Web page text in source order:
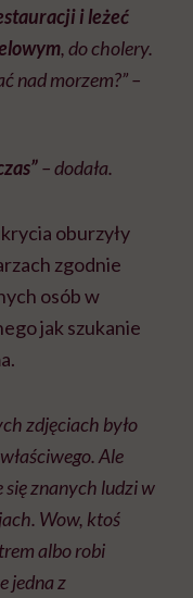
i leżeć
, do cholery.
nad morzem?” –
– dodała.
oburzyły
zgodnie
osób w
jak szukanie
zdjęciach było
Ale
się znanych ludzi w
Wow, ktoś
albo robi
jedna z